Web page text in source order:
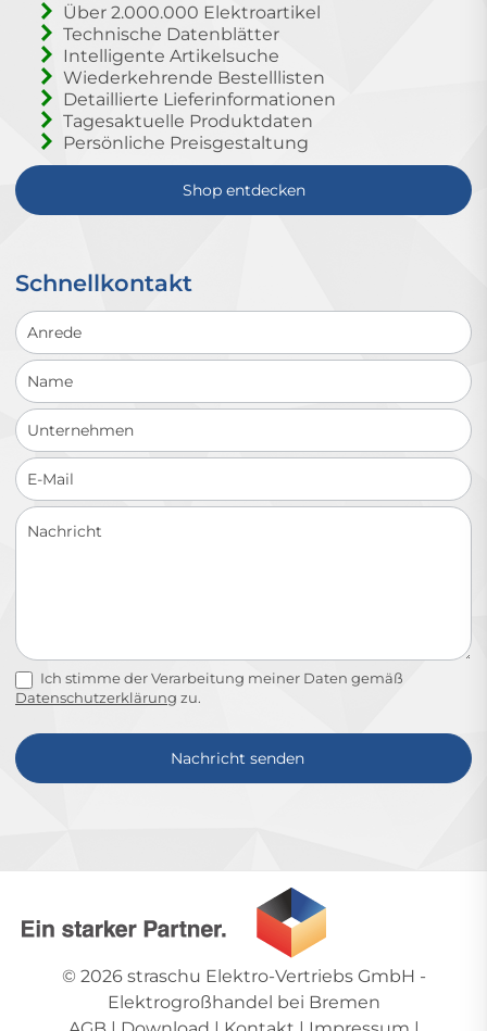
Über 2.000.000 Elektroartikel
Technische Datenblätter
Intelligente Artikelsuche
Wiederkehrende Bestelllisten
Detaillierte Lieferinformationen
Tagesaktuelle Produktdaten
Persönliche Preisgestaltung
Shop entdecken
Schnellkontakt
Schnellkontakt
Ich stimme der Verarbeitung meiner Daten gemäß
Datenschutzerklärung zu.
Nachricht senden
© 2026 straschu Elektro-Vertriebs GmbH -
Elektrogroßhandel bei Bremen